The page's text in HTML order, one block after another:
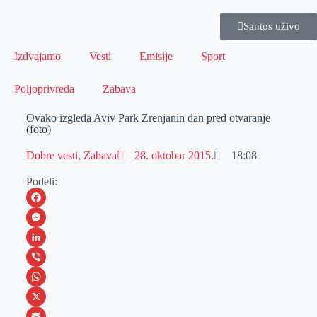
Santos uživo
Izdvajamo Vesti Emisije Sport
Poljoprivreda Zabava
Ovako izgleda Aviv Park Zrenjanin dan pred otvaranje
(foto)
Dobre vesti, Zabava 28. oktobar 2015. 18:08
Podeli:
F
a
c
e
b
M
e
s
s
L
i
n
V
iW